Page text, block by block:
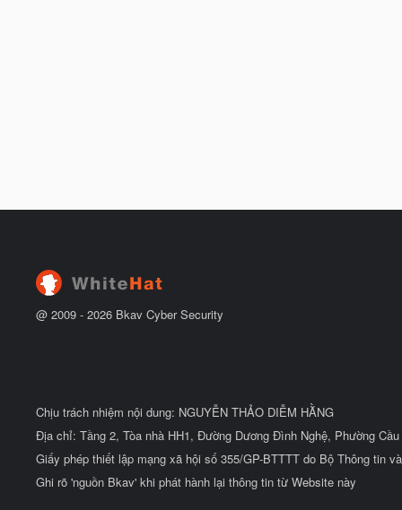
@ 2009 - 2026 Bkav Cyber Security
Chịu trách nhiệm nội dung: NGUYỄN THẢO DIỄM HẰNG
Địa chỉ: Tầng 2, Tòa nhà HH1, Đường Dương Đình Nghệ, Phường
Giấy phép thiết lập mạng xã hội số 355/GP-BTTTT do Bộ Thông tin
Ghi rõ 'nguồn Bkav' khi phát hành lại thông tin từ Website này